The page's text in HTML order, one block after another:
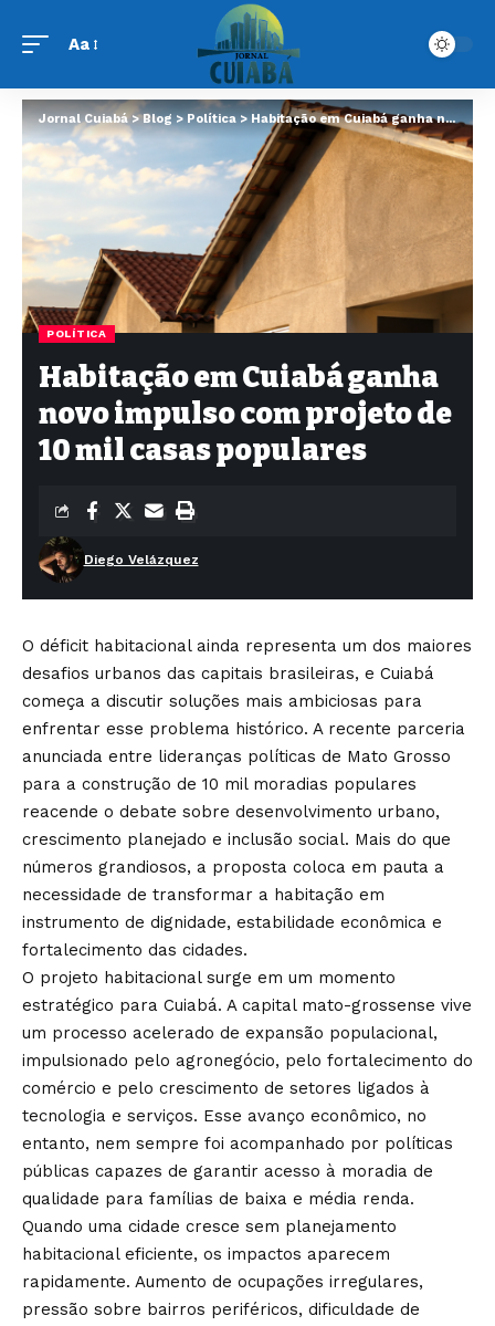
Aa
Jornal Cuiabá>Blog>Política>Habitação em Cuiabá ganha novo impulso com projeto de 10 mil casas populares
POLÍTICA
Habitação em Cuiabá ganha
novo impulso com projeto de
10 mil casas populares
Diego Velázquez
O déficit habitacional ainda representa um dos maiores
desafios urbanos das capitais brasileiras, e Cuiabá
começa a discutir soluções mais ambiciosas para
enfrentar esse problema histórico. A recente parceria
anunciada entre lideranças políticas de Mato Grosso
para a construção de 10 mil moradias populares
reacende o debate sobre desenvolvimento urbano,
crescimento planejado e inclusão social. Mais do que
números grandiosos, a proposta coloca em pauta a
necessidade de transformar a habitação em
instrumento de dignidade, estabilidade econômica e
fortalecimento das cidades.
O projeto habitacional surge em um momento
estratégico para Cuiabá. A capital mato-grossense vive
um processo acelerado de expansão populacional,
impulsionado pelo agronegócio, pelo fortalecimento do
comércio e pelo crescimento de setores ligados à
tecnologia e serviços. Esse avanço econômico, no
entanto, nem sempre foi acompanhado por políticas
públicas capazes de garantir acesso à moradia de
qualidade para famílias de baixa e média renda.
Quando uma cidade cresce sem planejamento
habitacional eficiente, os impactos aparecem
rapidamente. Aumento de ocupações irregulares,
pressão sobre bairros periféricos, dificuldade de